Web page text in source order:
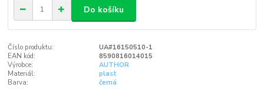
Do košíku
Číslo produktu:
UA#16150510-1
EAN kód:
8590816014015
Výrobce:
AUTHOR
Materiál:
plast
Barva:
černá